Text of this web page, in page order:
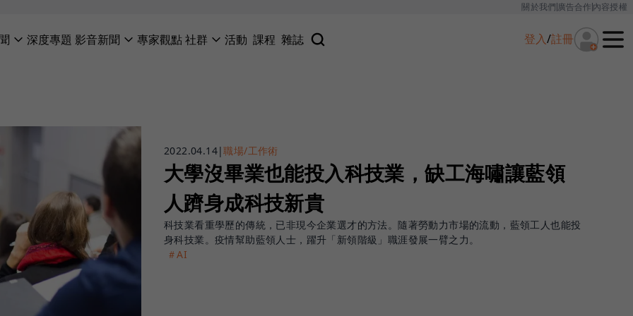
關於我們廣告合作內容授權
深度專題 影音新聞 專家觀點社群 活動 課程 雜誌 登入/註冊
2022.04.14|職場/工作術
大學沒畢業也能投入科技業，缺工海嘯讓藍領
人躋身成科技新貴
科技業看重學歷的傳統，已非現今企業選才的方法。隨著勞動力市場的流動，藍領工人也能投
身科技業。疫情幫助藍領人士，躍升「新領階級」職涯發展一臂之力。
＃AI